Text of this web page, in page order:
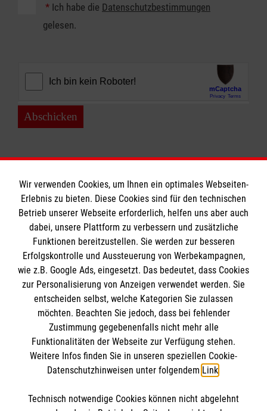
* Ich habe die Datenschutzbestimmungen
gelesen.
Abschicken
Informationen
Impressum
Datenschutz
Barrierefreiheit
Kontakt
Die Malteser
Malteser in Deutschland
Malteserorden
Sharepoint
Spendenkonto
Bank: Pax-Bank für Kirche und Caritas eG
Wir verwenden Cookies, um Ihnen ein optimales Webseiten-
Erlebnis zu bieten. Diese Cookies sind für den technischen
Betrieb unserer Webseite erforderlich, helfen uns aber auch
dabei, unsere Plattform zu verbessern und zusätzliche
Funktionen bereitzustellen. Sie werden zur besseren
Erfolgskontrolle und Aussteuerung von Werbekampagnen,
wie z.B. Google Ads, eingesetzt. Das bedeutet, dass Cookies
zur Personalisierung von Anzeigen verwendet werden. Sie
entscheiden selbst, welche Kategorien Sie zulassen
möchten. Beachten Sie jedoch, dass bei fehlender
Zustimmung gegebenenfalls nicht mehr alle
Funktionalitäten der Webseite zur Verfügung stehen.
Weitere Infos finden Sie in unseren speziellen Cookie-
Datenschutzhinweisen unter folgendem Link.
Technisch notwendige Cookies können nicht abgelehnt